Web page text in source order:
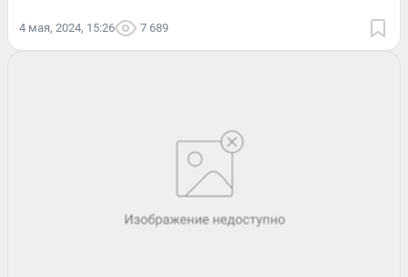
4 мая, 2024, 15:26 7 689